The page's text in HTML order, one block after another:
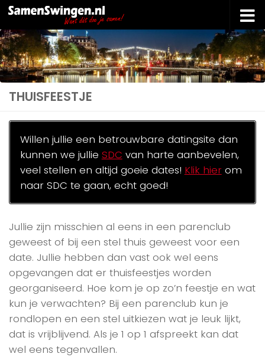
Doorgaan naar inhoud
THUISFEESTJE
Willen jullie een betrouwbare datingsite dan
kunnen we jullie SDC van harte aanbevelen,
veel stellen en altijd goeie dates! Klik hierom
naar SDC te gaan, echt goed!
Jullie zijn misschien al eens in een parenclub
geweest of bij een stel thuis geweest voor een
date. Jullie hebben dan vast ook wel eens
opgevangen dat er thuisfeestjes worden
georganiseerd. Hoe kom je op zo’n feestje en wat
kun je verwachten? Bij een parenclub kun je
rondlopen en een stel uitkiezen wat je leuk lijkt,
dat is vrijblijvend. Als je 1 op 1 afspreekt kan dat
wel eens tegenvallen.